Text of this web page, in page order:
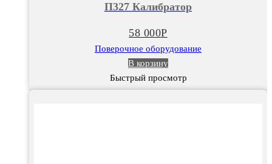
П327 Калибратор
58 000Р
Поверочное оборудование
В корзину
Быстрый просмотр